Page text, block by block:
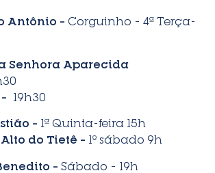
Antônio – Corguinho – 4ª Terça-
Senhora Aparecida
19h30
– 1ª Quinta-feira 15h
do Tietê – 1º sábado 9h
– Sábado – 19h